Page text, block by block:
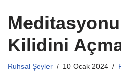
Kilidini
Ruhsal Şeyler 10 Ocak 2024